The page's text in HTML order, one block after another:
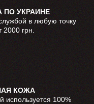
ПО УКРАИНЕ
в любую точку
грн.
КОЖА
используется 100%